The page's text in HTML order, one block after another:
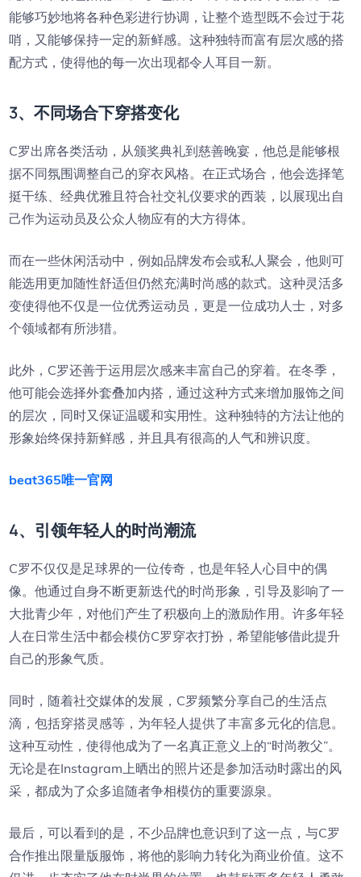
能够巧妙地将各种色彩进行协调，让整个造型既不会过于花
哨，又能够保持一定的新鲜感。这种独特而富有层次感的搭
配方式，使得他的每一次出现都令人耳目一新。
3、不同场合下穿搭变化
C罗出席各类活动，从颁奖典礼到慈善晚宴，他总是能够根
据不同氛围调整自己的穿衣风格。在正式场合，他会选择笔
挺干练、经典优雅且符合社交礼仪要求的西装，以展现出自
己作为运动员及公众人物应有的大方得体。
而在一些休闲活动中，例如品牌发布会或私人聚会，他则可
能选用更加随性舒适但仍然充满时尚感的款式。这种灵活多
变使得他不仅是一位优秀运动员，更是一位成功人士，对多
个领域都有所涉猎。
此外，C罗还善于运用层次感来丰富自己的穿着。在冬季，
他可能会选择外套叠加内搭，通过这种方式来增加服饰之间
的层次，同时又保证温暖和实用性。这种独特的方法让他的
形象始终保持新鲜感，并且具有很高的人气和辨识度。
beat365唯一官网
4、引领年轻人的时尚潮流
C罗不仅仅是足球界的一位传奇，也是年轻人心目中的偶
像。他通过自身不断更新迭代的时尚形象，引导及影响了一
大批青少年，对他们产生了积极向上的激励作用。许多年轻
人在日常生活中都会模仿C罗穿衣打扮，希望能够借此提升
自己的形象气质。
同时，随着社交媒体的发展，C罗频繁分享自己的生活点
滴，包括穿搭灵感等，为年轻人提供了丰富多元化的信息。
这种互动性，使得他成为了一名真正意义上的“时尚教父”。
无论是在Instagram上晒出的照片还是参加活动时露出的风
采，都成为了众多追随者争相模仿的重要源泉。
最后，可以看到的是，不少品牌也意识到了这一点，与C罗
合作推出限量版服饰，将他的影响力转化为商业价值。这不